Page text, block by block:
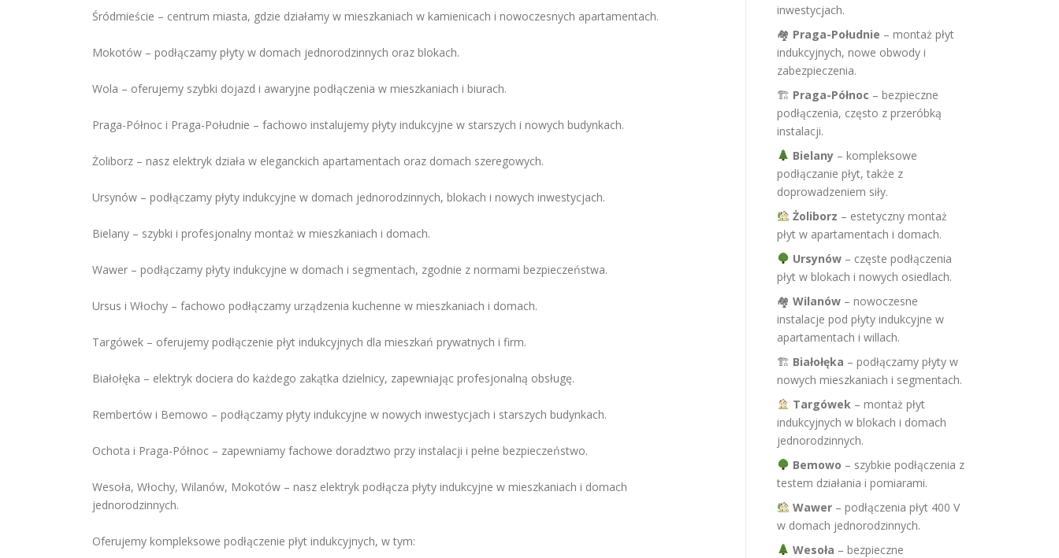
Śródmieście – centrum miasta, gdzie działamy w mieszkaniach w kamienicach i nowoczesnych apartamentach.
Mokotów – podłączamy płyty w domach jednorodzinnych oraz blokach.
Wola – oferujemy szybki dojazd i awaryjne podłączenia w mieszkaniach i biurach.
Praga-Północ i Praga-Południe – fachowo instalujemy płyty indukcyjne w starszych i nowych budynkach.
Żoliborz – nasz elektryk działa w eleganckich apartamentach oraz domach szeregowych.
Ursynów – podłączamy płyty indukcyjne w domach jednorodzinnych, blokach i nowych inwestycjach.
Bielany – szybki i profesjonalny montaż w mieszkaniach i domach.
Wawer – podłączamy płyty indukcyjne w domach i segmentach, zgodnie z normami bezpieczeństwa.
Ursus i Włochy – fachowo podłączamy urządzenia kuchenne w mieszkaniach i domach.
Targówek – oferujemy podłączenie płyt indukcyjnych dla mieszkań prywatnych i firm.
Białołęka – elektryk dociera do każdego zakątka dzielnicy, zapewniając profesjonalną obsługę.
Rembertów i Bemowo – podłączamy płyty indukcyjne w nowych inwestycjach i starszych budynkach.
Ochota i Praga-Północ – zapewniamy fachowe doradztwo przy instalacji i pełne bezpieczeństwo.
Wesoła, Włochy, Wilanów, Mokotów – nasz elektryk podłącza płyty indukcyjne w mieszkaniach i domach
jednorodzinnych.
Oferujemy kompleksowe podłączenie płyt indukcyjnych, w tym:
inwestycjach.
🏘 Praga-Południe – montaż płyt
indukcyjnych, nowe obwody i
zabezpieczenia.
🏗 Praga-Północ – bezpieczne
podłączenia, często z przeróbką
instalacji.
Bielany– kompleksowe
podłączanie płyt, także z
doprowadzeniem siły.
Żoliborz – estetyczny montaż
płyt w apartamentach i domach.
Ursynów– częste podłączenia
płyt w blokach i nowych osiedlach.
🏘 Wilanów – nowoczesne
instalacje pod płyty indukcyjne w
apartamentach i willach.
🏗 Białołęka – podłączamy płyty w
nowych mieszkaniach i segmentach.
Targówek– montaż płyt
indukcyjnych w blokach i domach
jednorodzinnych.
Bemowo – szybkie podłączenia z
testem działania i pomiarami.
Wawer– podłączenia płyt 400 V
w domach jednorodzinnych.
Wesoła – bezpieczne